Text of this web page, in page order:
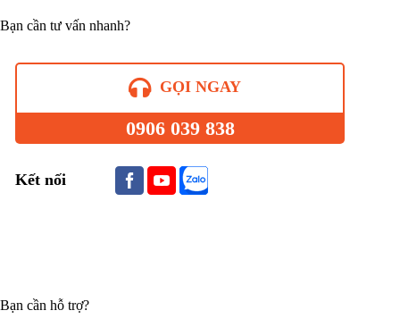
Bạn cần tư vấn nhanh?
GỌI NGAY
0906 039 838
Kết nối
Bạn cần hỗ trợ?